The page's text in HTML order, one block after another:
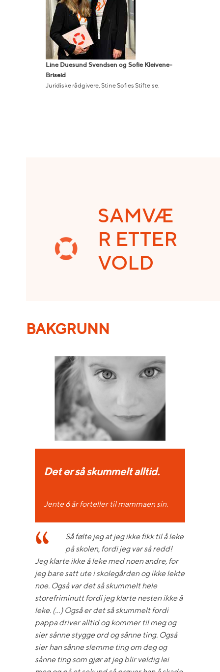
Line Duesund Svendsen og Sofie Kleivene-
Briseid
Juridiske rådgivere, Stine Sofies Stiftelse.
SAMVÆ
R ETTER
VOLD
BAKGRUNN
Det er så skummelt alltid.
Jente 6 år forteller til mammaen sin.
Så følte jeg at jeg ikke fikk til å leke
på skolen, fordi jeg var så redd!
Jeg klarte ikke å leke med noen andre, for
jeg bare satt ute i skolegården og ikke lekte
noe. Også var det så skummelt hele
storefriminutt fordi jeg klarte nesten ikke å
leke. (…) Også er det så skummelt fordi
pappa driver alltid og kommer til meg og
sier sånne stygge ord og sånne ting. Også
sier han sånne slemme ting om deg og
sånne ting som gjør at jeg blir veldig lei